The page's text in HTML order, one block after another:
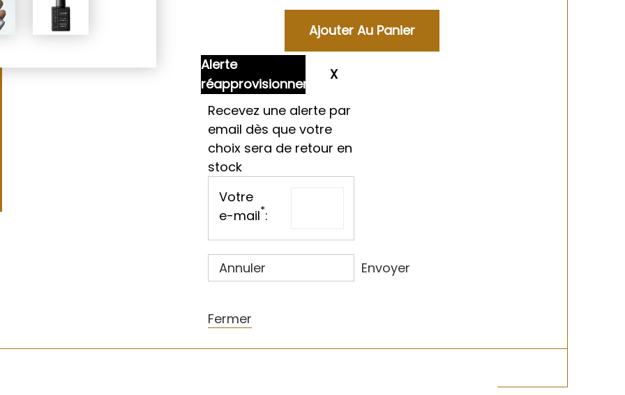
Alerte
réapprovisionnement
Recevez une alerte par
email dès que votre
choix sera de retour en
stock
Votre
e-mail*:
Annuler Envoyer
Fermer